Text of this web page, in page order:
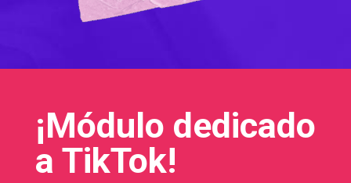
¡Módulo dedicado
a TikTok!